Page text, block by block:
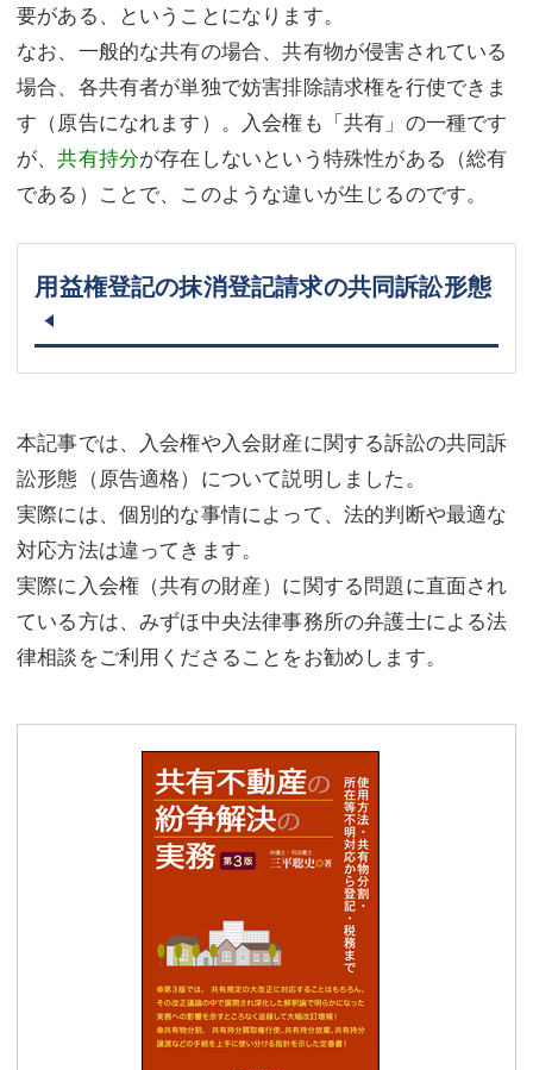
要がある、ということになります。
なお、一般的な共有の場合、共有物が侵害されている
場合、各共有者が単独で妨害排除請求権を行使できま
す（原告になれます）。入会権も「共有」の一種です
が、共有持分が存在しないという特殊性がある（総有
である）ことで、このような違いが生じるのです。
用益権登記の抹消登記請求の共同訴訟形態
本記事では、入会権や入会財産に関する訴訟の共同訴
訟形態（原告適格）について説明しました。
実際には、個別的な事情によって、法的判断や最適な
対応方法は違ってきます。
実際に入会権（共有の財産）に関する問題に直面され
ている方は、みずほ中央法律事務所の弁護士による法
律相談をご利用くださることをお勧めします。